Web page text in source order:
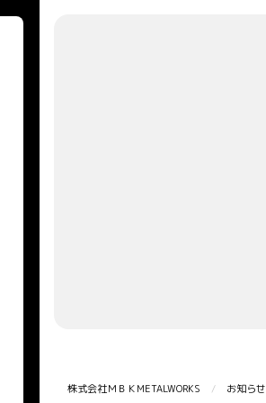
株式会社ＭＢＫMETALWORKS お知らせ